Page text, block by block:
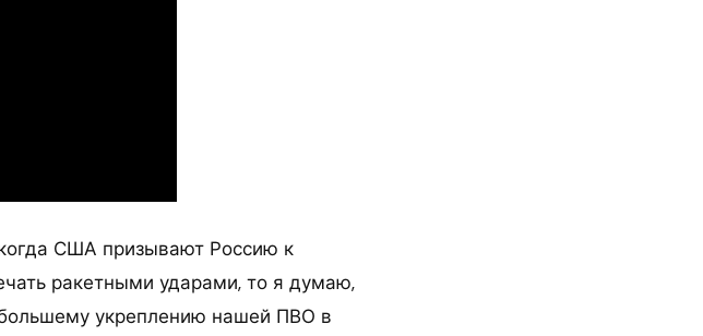
США призывают Россию к
ракетными ударами, то я думаю,
укреплению нашей ПВО в